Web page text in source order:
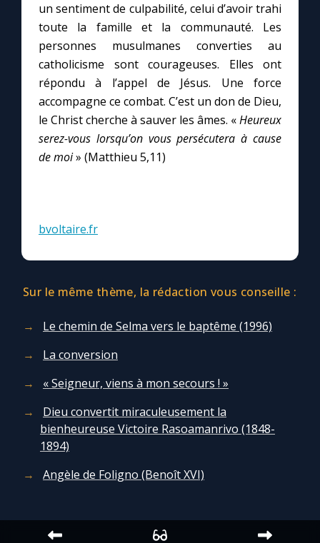
un sentiment de culpabilité, celui d’avoir trahi
toute la famille et la communauté. Les
personnes musulmanes converties au
catholicisme sont courageuses. Elles ont
répondu à l’appel de Jésus. Une force
accompagne ce combat. C’est un don de Dieu,
le Christ cherche à sauver les âmes. «Heureux
serez-vous lorsqu’on vous persécutera à cause
de moi» (Matthieu 5,11)
bvoltaire.fr
Sur le même thème, la rédaction vous conseille :
Le chemin de Selma vers le baptême (1996)
La conversion
« Seigneur, viens à mon secours ! »
Dieu convertit miraculeusement la
bienheureuse Victoire Rasoamanrivo (1848-
1894)
Angèle de Foligno (Benoît XVI)